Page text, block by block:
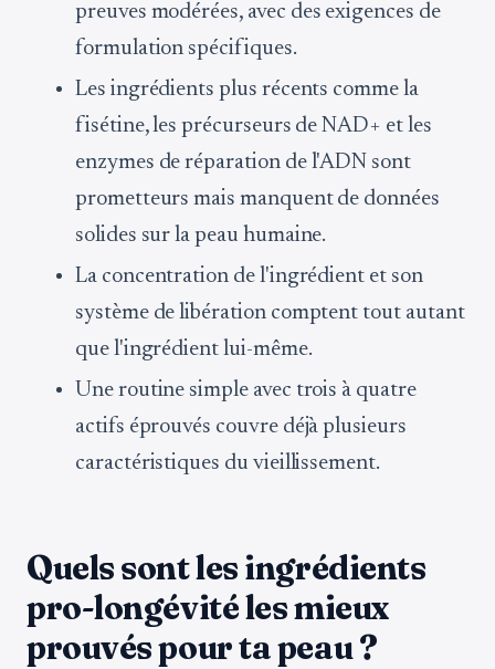
preuves modérées, avec des exigences de
formulation spécifiques.
Les ingrédients plus récents comme la
fisétine, les précurseurs de NAD+ et les
enzymes de réparation de l'ADN sont
prometteurs mais manquent de données
solides sur la peau humaine.
La concentration de l'ingrédient et son
système de libération comptent tout autant
que l'ingrédient lui-même.
Une routine simple avec trois à quatre
actifs éprouvés couvre déjà plusieurs
caractéristiques du vieillissement.
Quels sont les ingrédients
pro-longévité les mieux
prouvés pour ta peau ?